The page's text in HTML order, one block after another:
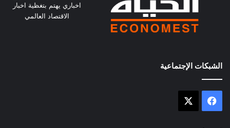
اخباري يهتم بتغظية اخبار
الاقتصاد العالمي
الشبكات الإجتماعية
فيسبوك